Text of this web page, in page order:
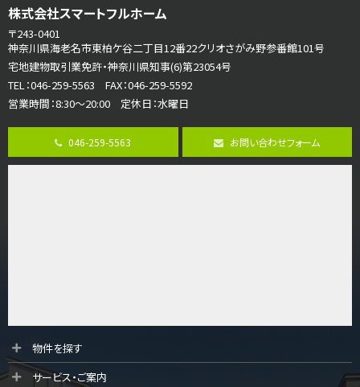
海老名駅
バ18分 歩6分
開放感のある角地区画。車３台並列駐車可能です。 …
第8位
3,180万円
3ＬＤＫ
海老名駅
第10位
3,680万円
株式会社スマートフルホーム
〒243-0401
神奈川県海老名市東柏ケ谷二丁目12番22クリオさがみ野参番館101号
宅地建物取引業免許・神奈川県知事(6)第23054号
TEL：046-259-5563 FAX：046-259-5592
営業時間：8:30～20:00 定休日：水曜日
046-259-5563 お問い合わせフォーム
物件を探す
サービス・ご案内